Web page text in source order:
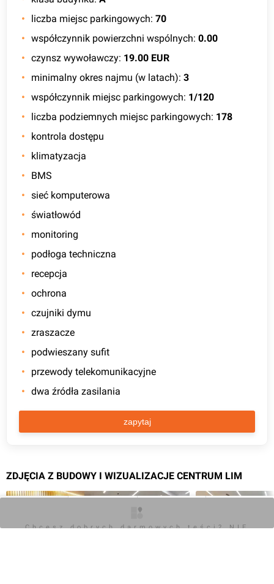
zapytaj
liczba miejsc parkingowych: 70
współczynnik powierzchni wspólnych: 0.00
czynsz wywoławczy: 19.00 EUR
minimalny okres najmu (w latach): 3
współczynnik miejsc parkingowych: 1/120
liczba podziemnych miejsc parkingowych: 178
kontrola dostępu
klimatyzacja
BMS
sieć komputerowa
światłowód
monitoring
podłoga techniczna
recepcja
ochrona
czujniki dymu
zraszacze
podwieszany sufit
przewody telekomunikacyjne
dwa źródła zasilania
ZDJĘCIA Z BUDOWY I WIZUALIZACJE CENTRUM LIM
Chcesz dobrych darmowych teści? NIE